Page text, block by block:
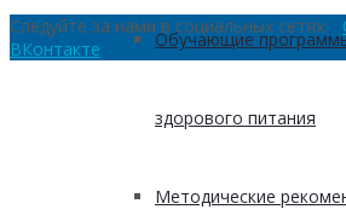
Обучающие
здорового питания
Методические
Следуйте за нами в социальных сетях:
ВКонтакте